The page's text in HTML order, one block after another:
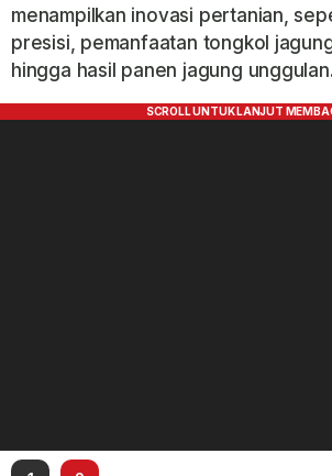
menampilkan inovasi pertanian,
presisi, pemanfaatan tongkol
hingga hasil panen jagung unggulan.